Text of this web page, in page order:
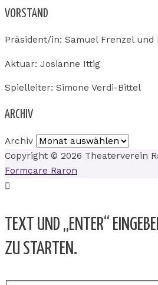
VORSTAND
Präsident/in: Samuel Frenzel
Aktuar: Josianne Ittig
Spielleiter: Simone Verdi-Bittel
ARCHIV
Archiv
Copyright © 2026 Theaterverein
Formcare Raron
TEXT UND „ENTER“
ZU STARTEN.